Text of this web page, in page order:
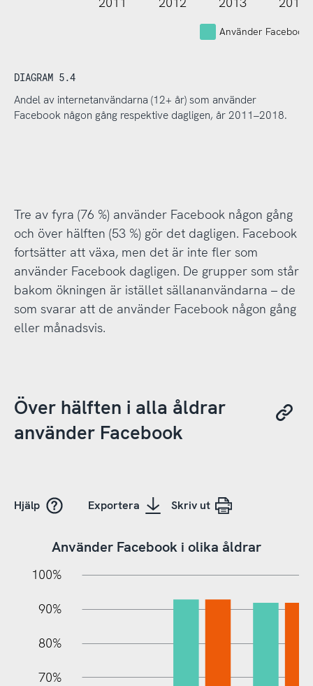
Använder Facebook
DIAGRAM 5.4
Andel av internetanvändarna (12+ år) som använder
Facebook någon gång respektive dagligen, år 2011–2018.
Tre av fyra (76 %) använder Facebook någon gång
och över hälften (53 %) gör det dagligen. Facebook
fortsätter att växa, men det är inte fler som
använder Facebook dagligen. De grupper som står
bakom ökningen är istället sällananvändarna – de
som svarar att de använder Facebook någon gång
eller månadsvis.
Över hälften i alla åldrar
använder Facebook
Hjälp Exportera Skriv ut
Använder Facebook i olika åldrar
100%
90%
80%
70%